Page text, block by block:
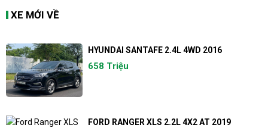
XE MỚI VỀ
HYUNDAI SANTAFE 2.4L 4WD 2016
658 Triệu
FORD RANGER XLS 2.2L 4X2 AT 2019